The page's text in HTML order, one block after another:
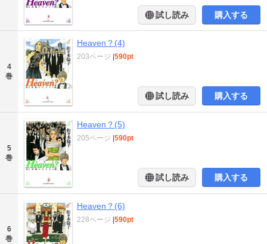
試し読み 購入する
4
巻
Heaven？(4)
203ページ 590pt
試し読み 購入する
5
巻
Heaven？(5)
205ページ 590pt
試し読み 購入する
6
巻
Heaven？(6)
228ページ 590pt